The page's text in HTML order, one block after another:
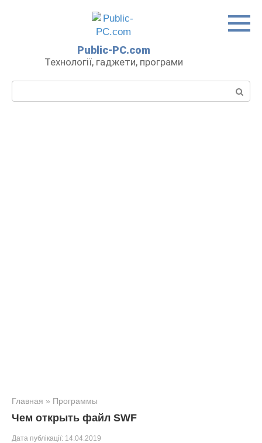
Public-PC.com
Технології, гаджети, програми
Главная » Программы
Чем открыть файл SWF
Дата публікації: 14.04.2019